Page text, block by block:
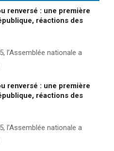
renversé : une première
réactions des
l’Assemblée nationale a
renversé : une première
réactions des
l’Assemblée nationale a